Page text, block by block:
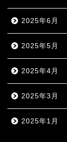
2025年6月
2025年5月
2025年4月
2025年3月
2025年1月